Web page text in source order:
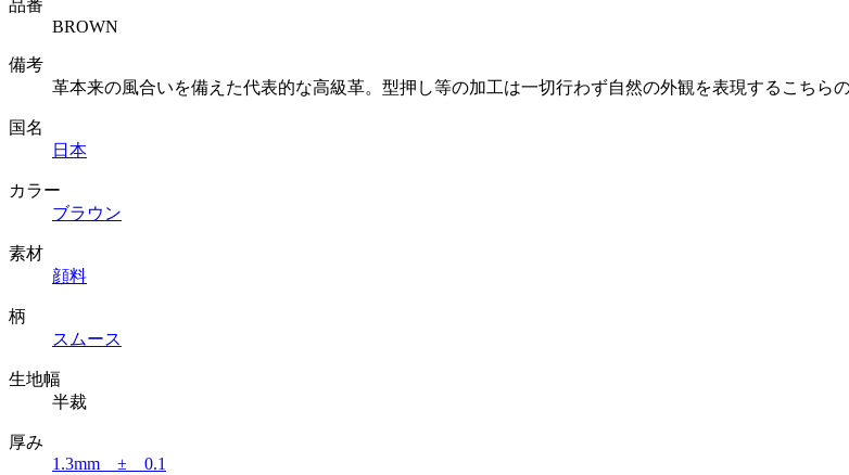
品番
BROWN
備考
革本来の風合いを備えた代表的な高級革。型押し等の加工は一切行わず自然の外観を表現するこちら
国名
日本
カラー
ブラウン
素材
顔料
柄
スムース
生地幅
半裁
厚み
1.3mm ± 0.1